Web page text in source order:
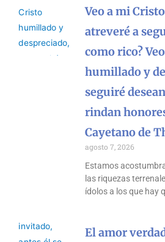
Veo a mi
atreveré a
como rico?
humillado y
seguiré
rindan
Cayetano de
agosto 7, 2026
Estamos
las riquezas
ídolos a los que hay
El amor